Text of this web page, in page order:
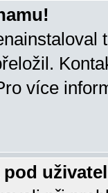
více